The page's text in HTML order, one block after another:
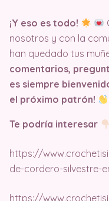
¡Y eso es todo!
nosotros y con la
han quedado tus
comentarios,
es siempre
el próximo patrón!
Te podría interesar
https://
de-cordero-silvestre-
https://